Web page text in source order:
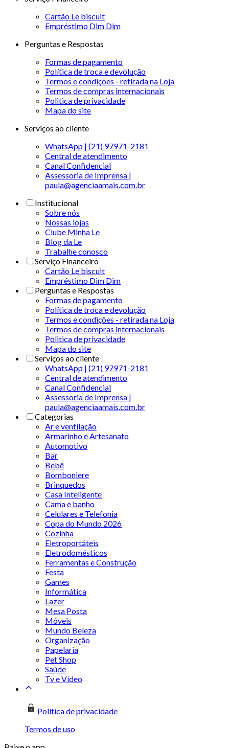
Cartão Le biscuit
Empréstimo Dim Dim
Perguntas e Respostas
Formas de pagamento
Política de troca e devolução
Termos e condições - retirada na Loja
Termos de compras internacionais
Politica de privacidade
Mapa do site
Serviços ao cliente
WhatsApp | (21) 97971-2181
Central de atendimento
Canal Confidencial
Assessoria de Imprensa |
paula@agenciaamais.com.br
Institucional
Sobre nós
Nossas lojas
Clube Minha Le
Blog da Le
Trabalhe conosco
Serviço Financeiro
Cartão Le biscuit
Empréstimo Dim Dim
Perguntas e Respostas
Formas de pagamento
Política de troca e devolução
Termos e condições - retirada na Loja
Termos de compras internacionais
Politica de privacidade
Mapa do site
Serviços ao cliente
WhatsApp | (21) 97971-2181
Central de atendimento
Canal Confidencial
Assessoria de Imprensa |
paula@agenciaamais.com.br
Categorias
Ar e ventilação
Armarinho e Artesanato
Automotivo
Bar
Bebê
Bomboniere
Brinquedos
Casa Inteligente
Cama e banho
Celulares e Telefonia
Copa do Mundo 2026
Cozinha
Eletroportáteis
Eletrodomésticos
Ferramentas e Construção
Festa
Games
Informática
Lazer
Mesa Posta
Móveis
Mundo Beleza
Organização
Papelaria
Pet Shop
Saúde
Tv e Vídeo
Política de privacidade
Termos de uso